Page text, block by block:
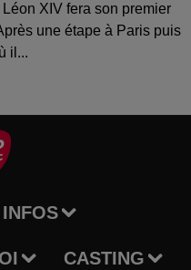
XIV fera son premier
une étape à Paris puis
il...
INFOS
CASTING